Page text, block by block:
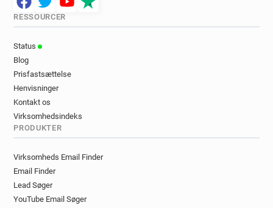
RESSOURCER
Status
Blog
Prisfastsættelse
Henvisninger
Kontakt os
Virksomhedsindeks
PRODUKTER
Virksomheds Email Finder
Email Finder
Lead Søger
YouTube Email Søger